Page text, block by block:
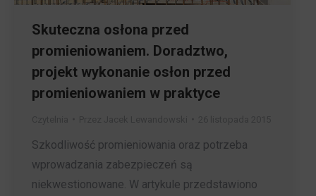
Skuteczna osłona przed
promieniowaniem. Doradztwo,
projekt wykonanie osłon przed
promieniowaniem w praktyce
Szkodliwość promieniowania oraz potrzeba
wprowadzania zabezpieczeń są
niekwestionowane. W artykule przedstawiono